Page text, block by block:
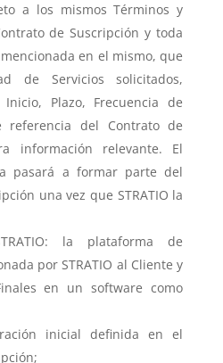
a los mismos Términos y
de Suscripción y toda
en el mismo, que
de Servicios solicitados,
Plazo, Frecuencia de
referencia del Contrato de
información relevante. El
pasará a formar parte del
una vez que STRATIO la
la plataforma de
por STRATIO al Cliente y
en un software como
inicial definida en el